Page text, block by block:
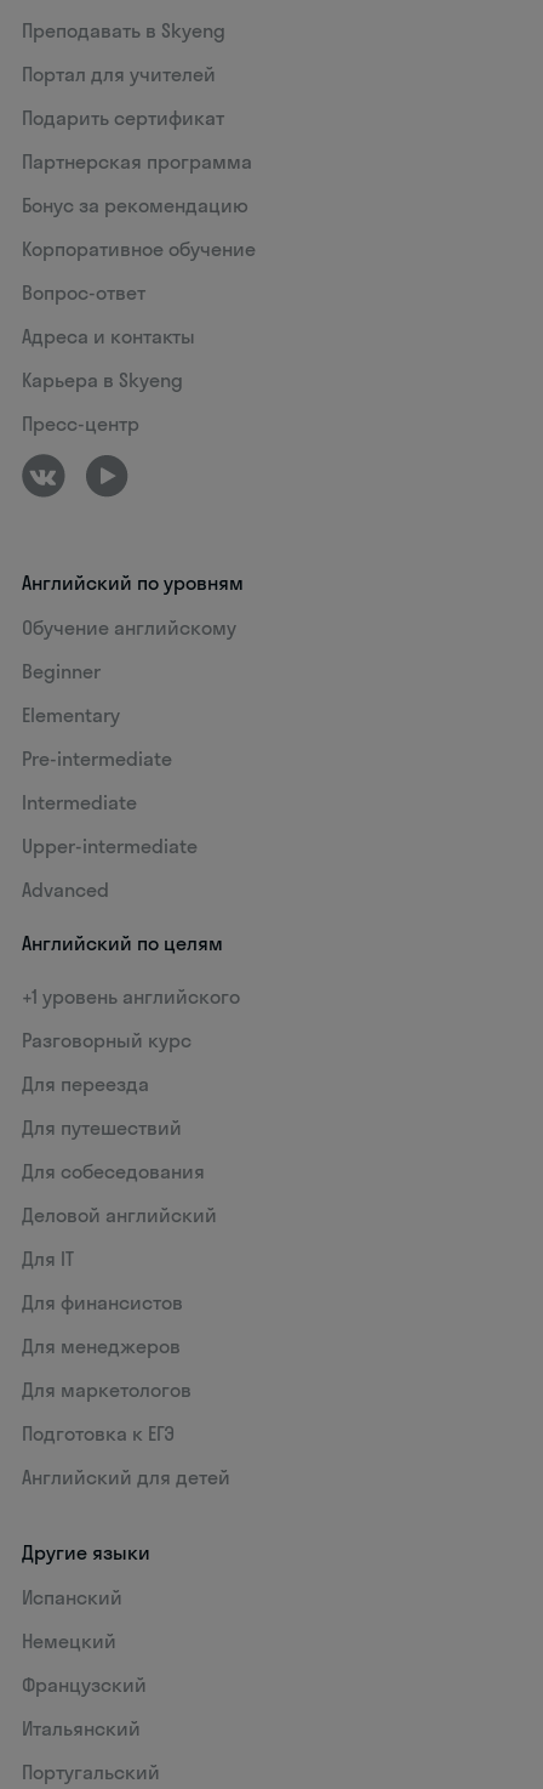
Преподавать в Skyeng
Портал для учителей
Подарить сертификат
Партнерская программа
Бонус за рекомендацию
Корпоративное обучение
Вопрос-ответ
Адреса и контакты
Карьера в Skyeng
Пресс-центр
Английский по уровням
Обучение английскому
Beginner
Elementary
Pre-intermediate
Intermediate
Upper-intermediate
Advanced
Английский по целям
+1 уровень английского
Разговорный курс
Для переезда
Для путешествий
Для собеседования
Деловой английский
Для IT
Для финансистов
Для менеджеров
Для маркетологов
Подготовка к ЕГЭ
Английский для детей
Другие языки
Испанский
Немецкий
Французский
Итальянский
Португальский